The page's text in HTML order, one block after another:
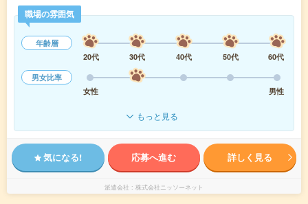
職場の雰囲気
年齢層
20代
30代 40代 50代
60代
男女比率
女性
男性
もっと見る
気になる! 応募へ進む 詳しく見る
派遣会社 株式会社ニッソーネット